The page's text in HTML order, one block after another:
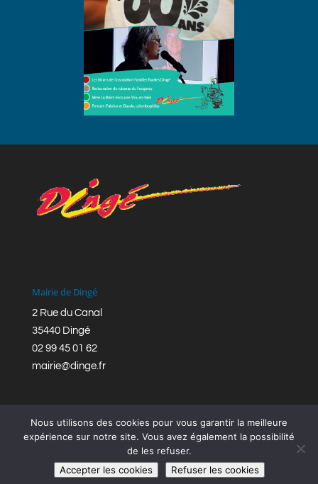
Mairie de Dingé
2 Rue du Canal
35440 Dingé
02 99 45 01 62
mairie@dinge.fr
Réalisation © Mairie de Dingé,Bretagne Romantique
Mentions légales|Politique de confidentialité
Nous utilisons des cookies pour vous garantir la meilleure
expérience sur notre site. Vous avez également la possibilité
de les refuser.
Accepter les cookies
Refuser les cookies